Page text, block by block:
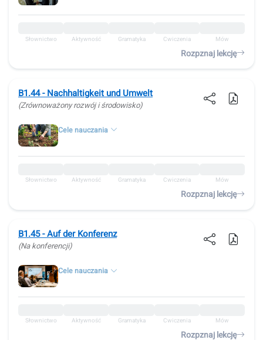
Słownictwo Aktywność Gramatyka Ćwiczenia Mów
Rozpznaj lekcję
B1.44 - Nachhaltigkeit und Umwelt
(Zrównoważony rozwój i środowisko)
Cele nauczania
Słownictwo Aktywność Gramatyka Ćwiczenia Mów
Rozpznaj lekcję
B1.45 - Auf der Konferenz
(Na konferencji)
Cele nauczania
Słownictwo Aktywność Gramatyka Ćwiczenia Mów
Rozpznaj lekcję